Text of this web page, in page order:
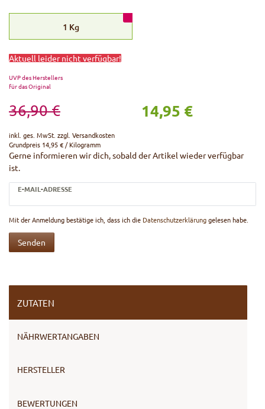
1 Kg
Aktuell leider nicht verfügbar!
UVP des Herstellers
für das Original
36,90 € 14,95 €
inkl. ges. MwSt. zzgl. Versandkosten
Grundpreis 14,95 € / Kilogramm
Gerne informieren wir dich, sobald der Artikel wieder verfügbar
ist.
E-MAIL-ADRESSE
Mit der Anmeldung bestätige ich, dass ich die Daten­schutz­erklärunggelesen habe.
Senden
ZUTATEN
NÄHRWERTANGABEN
HERSTELLER
BEWERTUNGEN